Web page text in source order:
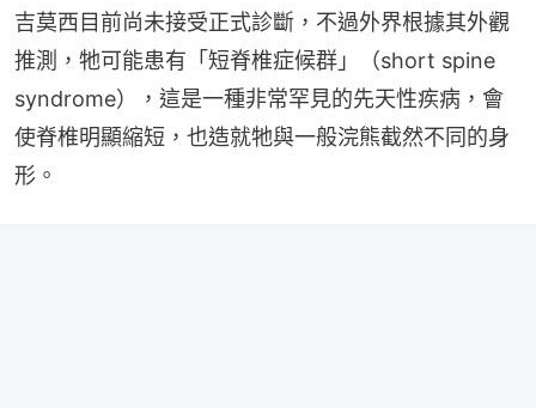
吉莫西目前尚未接受正式診斷，不過外界根據其外觀
推測，牠可能患有「短脊椎症候群」（short spine
syndrome），這是一種非常罕見的先天性疾病，會
使脊椎明顯縮短，也造就牠與一般浣熊截然不同的身
形。